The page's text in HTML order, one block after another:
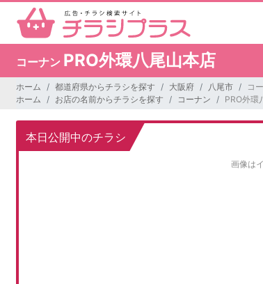
コーナン PRO外環八尾山本店
ホーム 都道府県からチラシを探す 大阪府 八尾市
コ
ホーム
お店の名前からチラシを探す コーナン PRO外環
本日公開中のチラシ
画像は